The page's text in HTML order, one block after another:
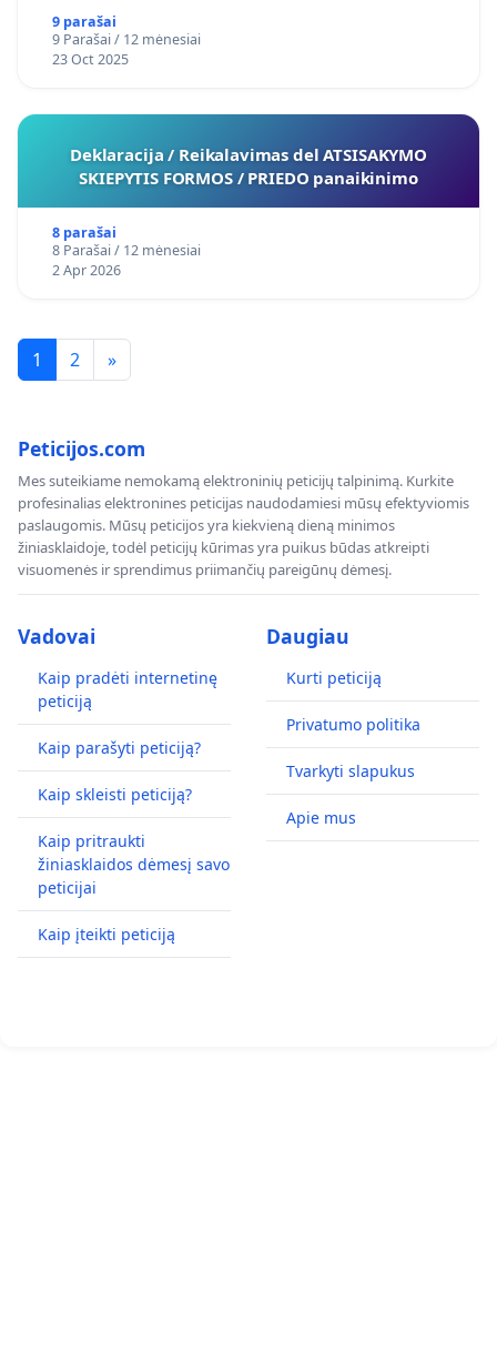
9 parašai
9 Parašai / 12 mėnesiai
23 Oct 2025
Deklaracija / Reikalavimas del ATSISAKYMO
SKIEPYTIS FORMOS / PRIEDO panaikinimo
8 parašai
8 Parašai / 12 mėnesiai
2 Apr 2026
1 2 »
Peticijos.com
Mes suteikiame nemokamą elektroninių peticijų talpinimą. Kurkite
profesinalias elektronines peticijas naudodamiesi mūsų efektyviomis
paslaugomis. Mūsų peticijos yra kiekvieną dieną minimos
žiniasklaidoje, todėl peticijų kūrimas yra puikus būdas atkreipti
visuomenės ir sprendimus priimančių pareigūnų dėmesį.
Vadovai
Kaip pradėti internetinę
peticiją
Kaip parašyti peticiją?
Kaip skleisti peticiją?
Kaip pritraukti
žiniasklaidos dėmesį savo
peticijai
Kaip įteikti peticiją
Daugiau
Kurti peticiją
Privatumo politika
Tvarkyti slapukus
Apie mus